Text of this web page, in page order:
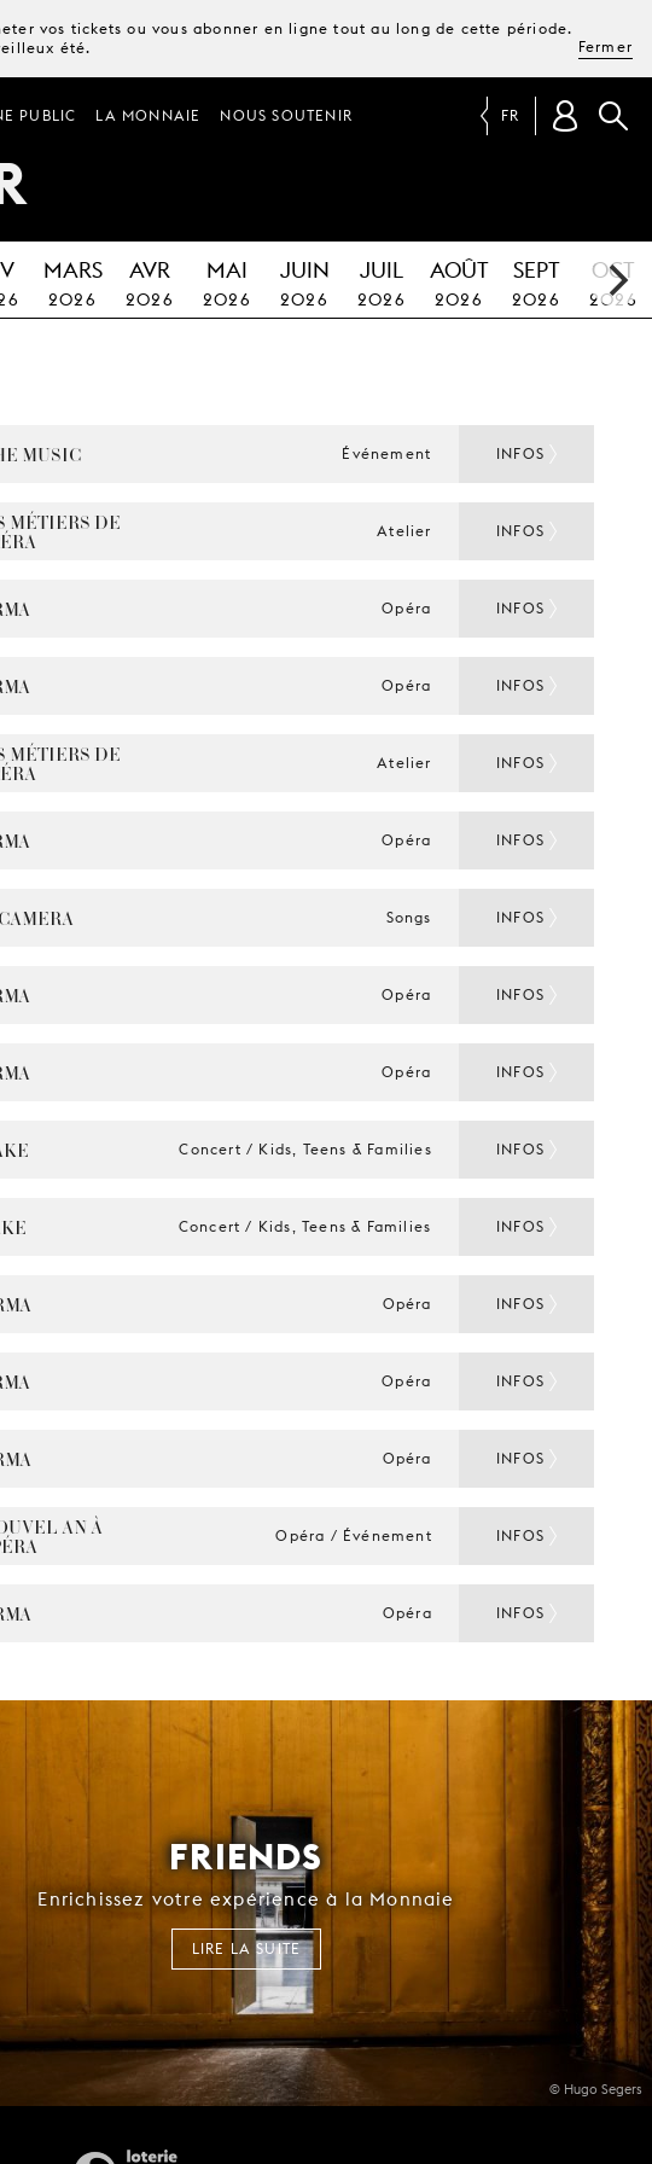
vos tickets ou vous abonner en ligne tout au long de cette période.
été.
Fermer
PUBLIC LA MONNAIE NOUS SOUTENIR FR
MARS
2026
AVR
2026
MAI
2026
JUIN
2026
JUIL
2026
AOÛT
2026
SEPT
2026
OCT
2026
MUSIC Événement INFOS
MÉTIERS DE Atelier INFOS
Opéra INFOS
Opéra INFOS
MÉTIERS DE Atelier INFOS
Opéra INFOS
Songs INFOS
Opéra INFOS
Opéra INFOS
Concert / Kids, Teens & Families INFOS
Concert / Kids, Teens & Families INFOS
Opéra INFOS
Opéra INFOS
Opéra INFOS
AN À Opéra / Événement INFOS
Opéra INFOS
© Hugo Segers
FRIENDS
Enrichissez votre expérience à la Monnaie
LIRE LA SUITE